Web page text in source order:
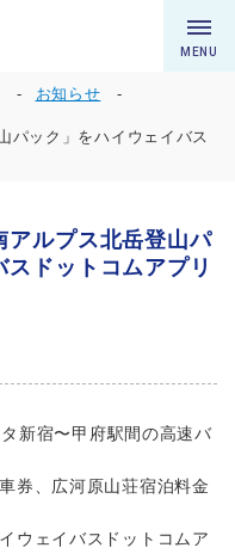
MENU
お知らせ
パック」をハイウェイバス
アルプス北岳登山パ
ドットコムアプリ
新宿〜甲府駅間の高速バ
券、広河原山荘宿泊料金
ウェイバスドットコムア